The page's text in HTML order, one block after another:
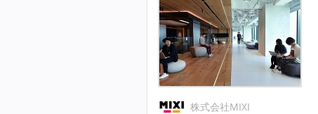
株式会社MIXI